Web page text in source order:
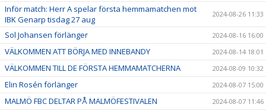
Inför match: Herr A spelar första hemmamatchen mot
IBK Genarp tisdag 27 aug
2024-08-26 11:33
Sol Johansen förlänger 2024-08-16 16:00
VÄLKOMMEN ATT BÖRJA MED INNEBANDY 2024-08-14 18:01
VÄLKOMMEN TILL DE FÖRSTA HEMMAMATCHERNA 2024-08-09 10:32
Elin Rosén förlänger 2024-08-07 15:00
MALMÖ FBC DELTAR PÅ MALMÖFESTIVALEN 2024-08-07 11:46